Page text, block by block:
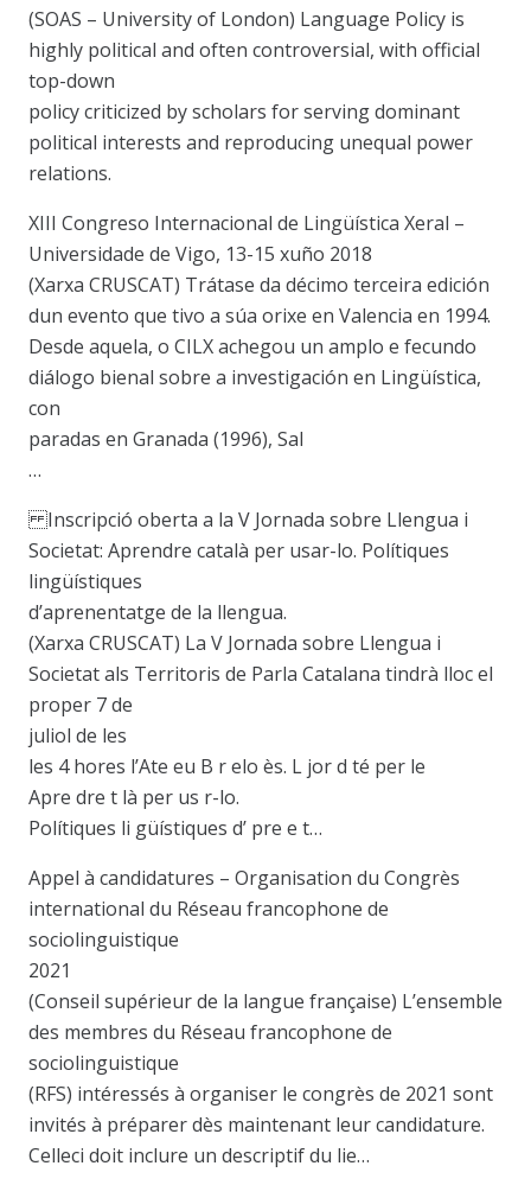
(SOAS – University of London) Language Policy is
highly political and often controversial, with official
top-down
policy criticized by scholars for serving dominant
political interests and reproducing unequal power
relations.
XIII Congreso Internacional de Lingüística Xeral –
Universidade de Vigo, 13-15 xuño 2018
(Xarxa CRUSCAT) Trátase da décimo terceira edición
dun evento que tivo a súa orixe en Valencia en 1994.
Desde aquela, o CILX achegou un amplo e fecundo
diálogo bienal sobre a investigación en Lingüística,
con
paradas en Granada (1996), Sal
…
Inscripció oberta a la V Jornada sobre Llengua i
Societat: Aprendre català per usar-lo. Polítiques
lingüístiques
d’aprenentatge de la llengua.
(Xarxa CRUSCAT) La V Jornada sobre Llengua i
Societat als Territoris de Parla Catalana tindrà lloc el
proper 7 de
juliol de les
les 4 hores l’Ate eu B r elo ès. L jor d té per le
Apre dre t là per us r-lo.
Polítiques li güístiques d’ pre e t…
Appel à candidatures – Organisation du Congrès
international du Réseau francophone de
sociolinguistique
2021
(Conseil supérieur de la langue française) L’ensemble
des membres du Réseau francophone de
sociolinguistique
(RFS) intéressés à organiser le congrès de 2021 sont
invités à préparer dès maintenant leur candidature.
Celleci doit inclure un descriptif du lie…